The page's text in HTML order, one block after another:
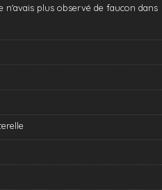
n'avais plus observé de faucon dans